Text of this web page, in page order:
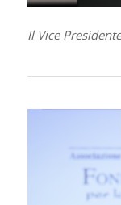
Il Vice